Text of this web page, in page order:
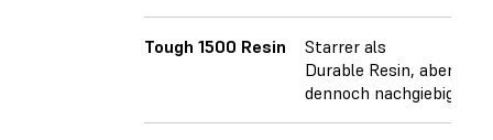
Tough 1500 Resin
Starrer als
Durable Resin, aber
dennoch nachgiebig.